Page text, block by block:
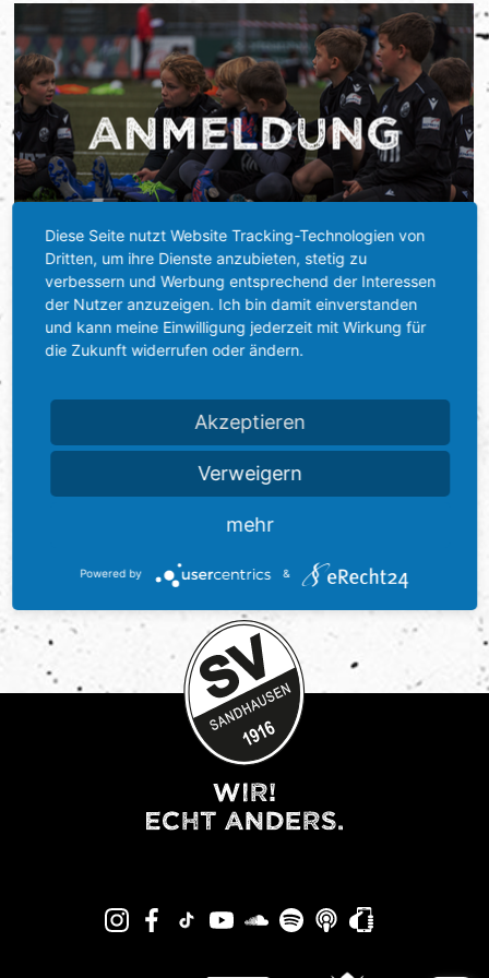
Fanclubs
Gästefans
Nachhaltigkeit
Vorfall melden
Hast Du Nala gesehen?
Vorstand
Historie
Hardtwald-Helden
Stadion am Hardtwald
Partner
Partner-Familie
Hospitality
Sponsoring
Partner-Events
Jobs
U17
U16
U15
U14
U13
U12
Förderteam
Förderverein
Sandhäuser Kids
Diese Seite nutzt Website Tracking-Technologien von
Dritten, um ihre Dienste anzubieten, stetig zu
verbessern und Werbung entsprechend der Interessen
der Nutzer anzuzeigen. Ich bin damit einverstanden
und kann meine Einwilligung jederzeit mit Wirkung für
die Zukunft widerrufen oder ändern.
Akzeptieren
Verweigern
mehr
Powered by &